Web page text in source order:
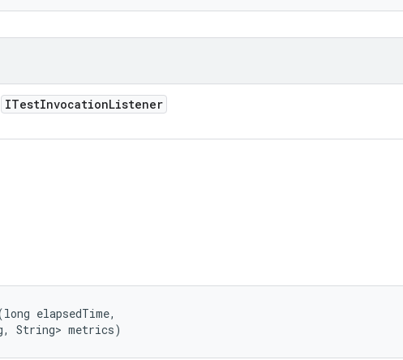
ITestInvocationListener
elapsedTime,
String> metrics)